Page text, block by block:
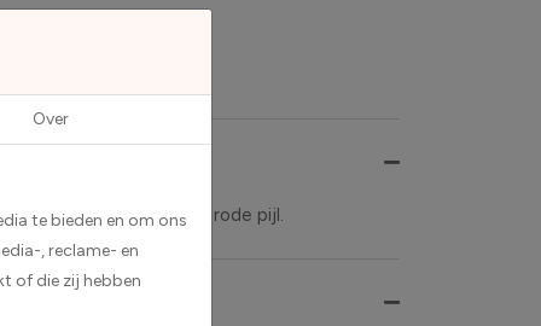
zwarte teksten en rode pijl.
Over
te bieden en om ons
, reclame- en
of die zij hebben